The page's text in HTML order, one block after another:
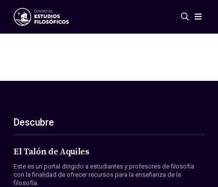
Eventos
ES
EN
Acerca de nosotros
Miembros
Convenios
Descubre
El Talón de Aquiles
Este es un portal dirigido a estudiantes y profesores de filosofía
con la finalidad de ofrecer recursos para la enseñanza de la
filosofía.